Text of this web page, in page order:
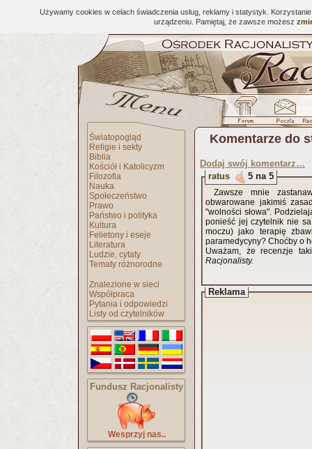
Używamy cookies w celach świadczenia usług, reklamy i statystyk.
urządzeniu. Pamiętaj, że zawsze możesz
Światopogląd
Religie i sekty
Biblia
Kościół i Katolicyzm
Filozofia
Nauka
Społeczeństwo
Prawo
Państwo i polityka
Kultura
Felietony i eseje
Literatura
Ludzie, cytaty
Tematy różnorodne
Znalezione w sieci
Współpraca
Pytania i odpowiedzi
Listy od czytelników
Fundusz Racjonalisty
Wesprzyj nas..
Komentarze do
Dodaj swój komentarz…
ratus
5 na 5
Zawsze mnie
obwarowane jakimiś
"wolności słowa".
ponieść jej czytelnik nie
moczu) jako terapię
paramedycyny? Choćby o
Uważam, że recenzje
Racjonalisty.
Reklama